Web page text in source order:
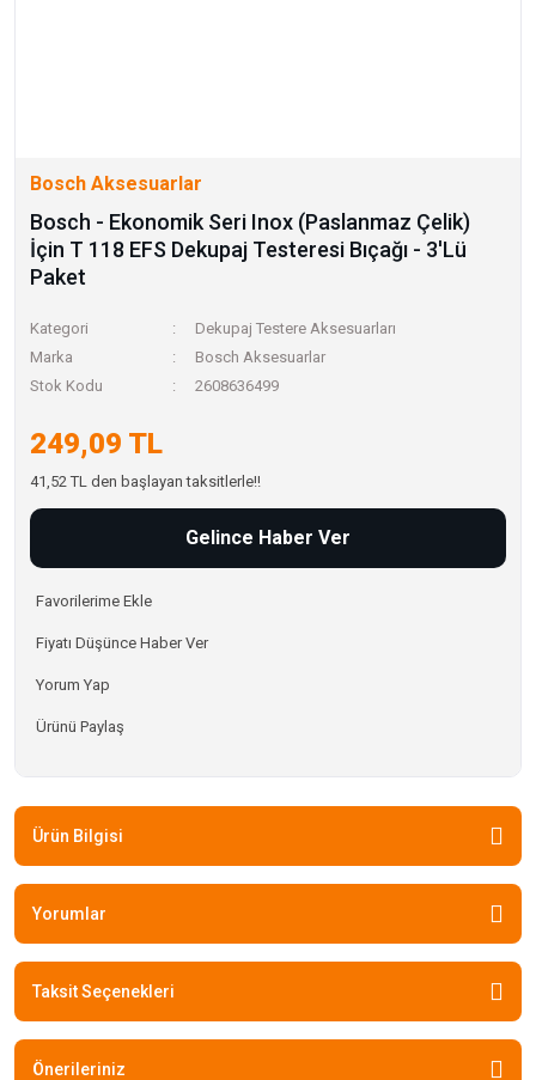
Bosch Aksesuarlar
Bosch - Ekonomik Seri Inox (Paslanmaz Çelik)
İçin T 118 EFS Dekupaj Testeresi Bıçağı - 3'Lü
Paket
Kategori
Dekupaj Testere Aksesuarları
Marka
Bosch Aksesuarlar
Stok Kodu
2608636499
249,09 TL
41,52 TL den başlayan taksitlerle!!
Gelince Haber Ver
Fiyatı Düşünce Haber Ver
Yorum Yap
Ürünü Paylaş
Ürün Bilgisi
Yorumlar
Taksit Seçenekleri
Önerileriniz